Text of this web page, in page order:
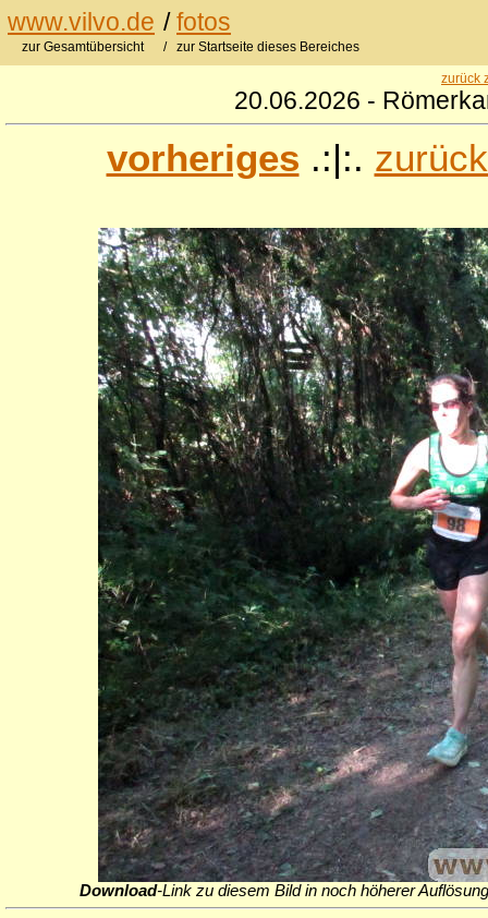
www.vilvo.de /fotos
zur Gesamtübersicht / zur Startseite dieses Bereiches
zurück
20.06.2026 -
vorheriges .:|:.
Download-Link zu diesem Bild in noch höherer